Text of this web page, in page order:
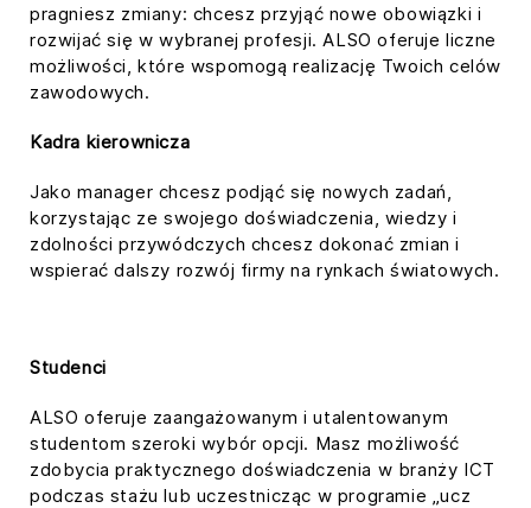
pragniesz zmiany: chcesz przyjąć nowe obowiązki i
rozwijać się w wybranej profesji. ALSO oferuje liczne
możliwości, które wspomogą realizację Twoich celów
zawodowych.
Kadra kierownicza
Jako manager chcesz podjąć się nowych zadań,
korzystając ze swojego doświadczenia, wiedzy i
zdolności przywódczych chcesz dokonać zmian i
wspierać dalszy rozwój firmy na rynkach światowych.
Studenci
ALSO oferuje zaangażowanym i utalentowanym
studentom szeroki wybór opcji. Masz możliwość
zdobycia praktycznego doświadczenia w branży ICT
podczas stażu lub uczestnicząc w programie „ucz